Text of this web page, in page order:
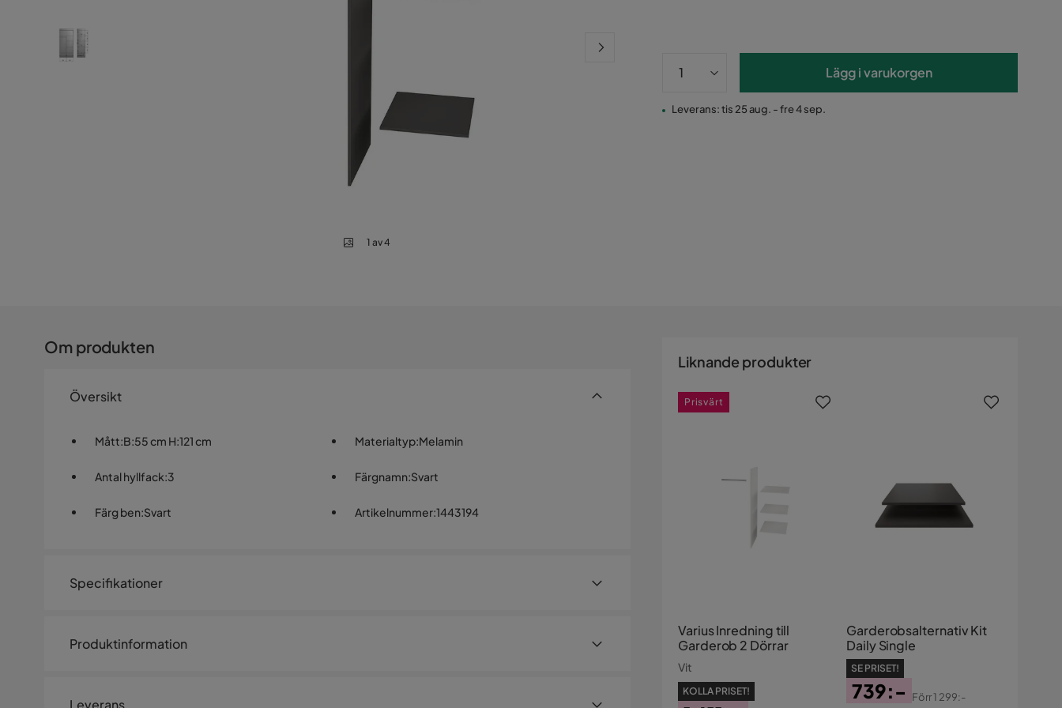
1 av 4
Lägg i varukorgen
Leverans: tis 25 aug. - fre 4 sep.
Om produkten
Översikt
Mått:B:55 cm H:121 cm Materialtyp:Melamin
Antal hyllfack:3 Färgnamn:Svart
Färg ben:Svart Artikelnummer:1443194
Specifikationer
Storlek
Produktinformation
Leverans
Liknande produkter
Varius Inredning till
Garderob 2 Dörrar
Vit
KOLLA PRISET!
Prisvärt
Garderobsalternativ Kit
Daily Single
SE PRISET!
739:-
Förr1 299:-